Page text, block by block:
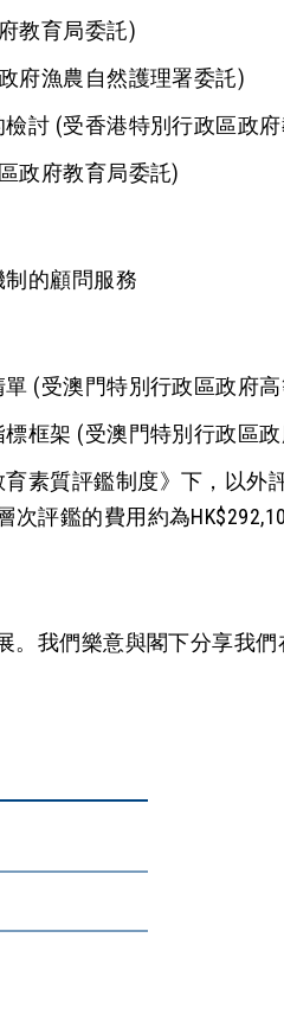
教育局委託)
府漁農自然護理署委託)
討 (受香港特別行政區政
政府教育局委託)
的顧問服務
(受澳門特別行政區政府
框架 (受澳門特別行政區
素質評鑑制度》下，以外
評鑑的費用約為
。我們樂意與閣下分享我